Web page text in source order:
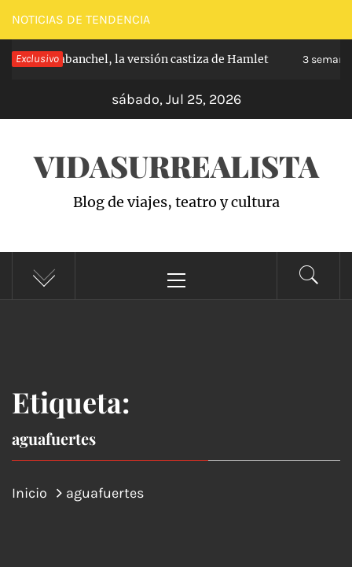
Saltar
al
contenido
NOTICIAS DE TENDENCIA
Exclusivo
de Carabanchel, la versión castiza de Hamlet 3
sábado, Jul 25, 2026
VIDASURREALISTA
Blog de viajes, teatro y cultura
principal
Etiqueta:
aguafuertes
Inicio aguafuertes